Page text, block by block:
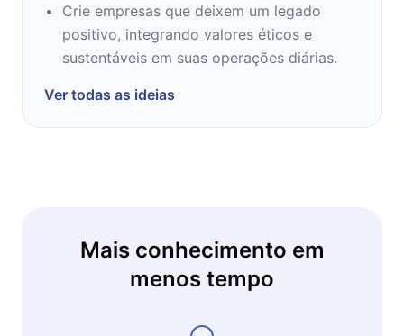
Crie empresas que deixem um legado
positivo, integrando valores éticos e
sustentáveis em suas operações diárias.
Ver todas as ideias
Mais conhecimento em
menos tempo